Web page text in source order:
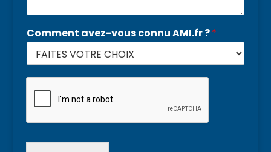
Comment avez-vous connu AMI.fr ?*